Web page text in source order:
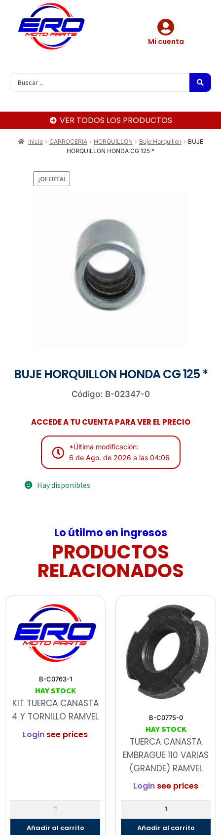
Mi cuenta
VER TODOS LOS PRODUCTOS
Inicio CARROCERIA HORQUILLON Buje Horquillon
BUJE
HORQUILLON HONDA CG 125 *
¡OFERTA!
BUJE HORQUILLON HONDA CG 125 *
Código: B-02347-0
ACCEDE A TU CUENTA PARA VER EL PRECIO
*Última modificación:
6 de Ago. de 2026 a las 04:06
Hay disponibles
Lo útilmo en ingresos
PRODUCTOS
RELACIONADOS
B-C0763-1
HAY STOCK
KIT TUERCA CANASTA
4 Y TORNILLO RAMVEL
Login see prices
Añadir al carrito
B-C0775-0
HAY STOCK
TUERCA CANASTA
EMBRAGUE 110 VARIAS
(GRANDE) RAMVEL
Login see prices
Añadir al carrito